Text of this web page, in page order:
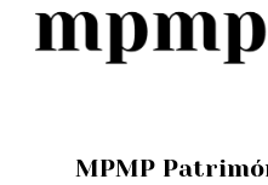
MPMP